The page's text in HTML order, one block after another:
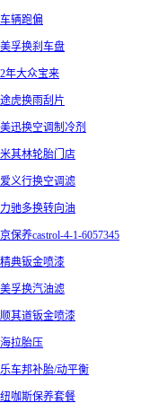
车辆跑偏
美孚换刹车盘
2年大众宝来
途虎换雨刮片
美迅换空调制冷剂
米其林轮胎门店
爱义行换空调滤
力驰多换转向油
京保养castrol-4-1-6057345
精典钣金喷漆
美孚换汽油滤
顺其道钣金喷漆
海拉胎压
乐车邦补胎/动平衡
纽咖斯保养套餐